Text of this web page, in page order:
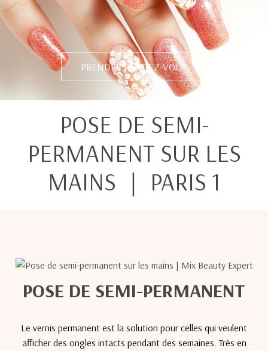
PRENDRE RENDEZ-VOUS
POSE DE SEMI-
PERMANENT SUR LES
MAINS ｜ PARIS 1
POSE DE SEMI-PERMANENT
Le vernis permanent est la solution pour celles qui veulent
afficher des ongles intacts pendant des semaines. Très en